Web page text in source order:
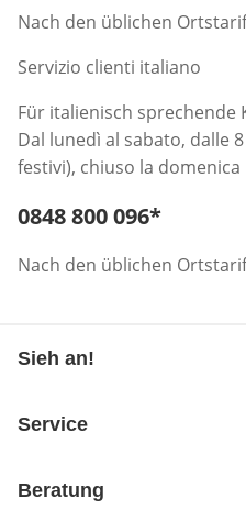
Nach den üblichen
Servizio clienti italiano
Für italienisch sprechende
Dal lunedì al sabato, dalle
festivi), chiuso la domenica
Telefonnummer:
0848 800 096*
Nach den üblichen
Sieh an!
Service
Beratung